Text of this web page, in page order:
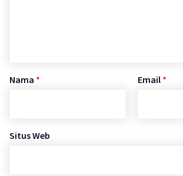
Nama * Email *
Situs Web